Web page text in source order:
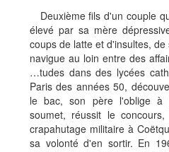
Deuxième fils d'un couple
élevé par sa mère
coups de latte et d'insultes,
navigue au loin entre des
…tudes dans des lycées
Paris des années 50,
le bac, son père l'oblige à
soumet, réussit le
crapahutage militaire à
sa volonté d'en sortir. En